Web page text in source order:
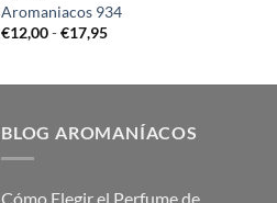
Aromaniacos 934
€12,00-€17,95Rango
€17,95
BLOG AROMANÍACOS
Cómo Elegir el Perfume de